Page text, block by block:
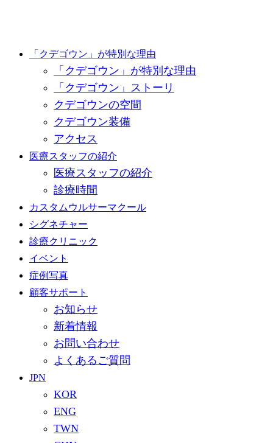
Close
「クデゴウン」が特別な理由
「クデゴウン」が特別な理由
「クデゴウン」ストーリ
クデゴウンの空間
クデゴウン装備
アクセス
医療スタッフの紹介
医療スタッフの紹介
診療時間
カスタムウルサーマクール
シグネチャー
診療クリニック
イベント
症例写真
顧客サポート
お知らせ
新着情報
お問い合わせ
よくあるご質問
JPN
KOR
ENG
TWN